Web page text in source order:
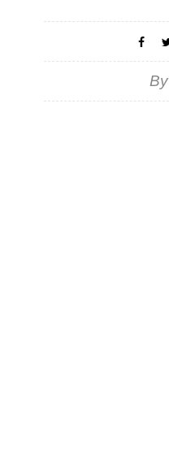
By